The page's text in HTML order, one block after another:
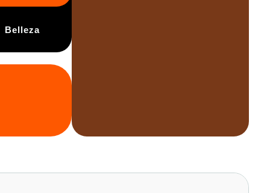
Belleza